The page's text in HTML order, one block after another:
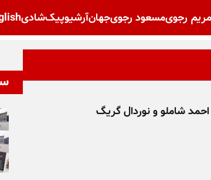
مریم رجویمسعود رجویجهانآرشیوپیک‌شادی
احمد شاملو و نوردال گریگ